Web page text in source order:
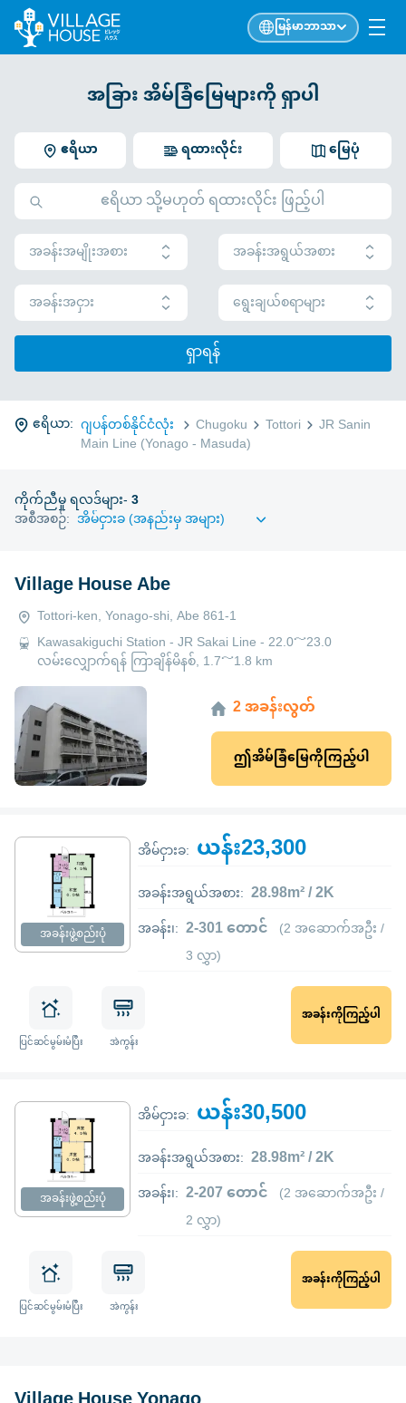
မြန်မာဘာသာ
အခြား အိမ်ခြံမြေများကို ရှာပါ
ဧရိယာ မြေပုံ
ရထားလိုင်း
အခန်းအမျိုးအစား
အခန်းအရွယ်အစား
အခန်းအငှား
ရွေးချယ်စရာများ
ရှာရန်
ဧရိယာ: ဂျပန်တစ်နိုင်ငံလုံး Chugoku Tottori JR Sanin
Main Line (Yonago - Masuda)
ကိုက်ညီမှု ရလဒ်များ-3
အစီအစဉ်:
Village House Abe
Tottori-ken, Yonago-shi, Abe 861-1
Kawasakiguchi Station - JR Sakai Line - 22.0～23.0
လမ်းလျှောက်ရန် ကြာချိန်မိနစ်, 1.7～1.8 km
2 အခန်းလွတ်
ဤအိမ်ခြံမြေကိုကြည့်ပါ
အခန်းဖွဲ့စည်းပုံ
အိမ်ငှားခ: ယန်း23,300
အခန်းအရွယ်အစား: 28.98m² / 2K
အခန်း၊: 2-301 တောင် (2 အဆောက်အဦး /
3 လွှာ)
ပြင်ဆင်မွမ်းမံပြီး အဲကွန်း
အခန်းကိုကြည့်ပါ
အခန်းဖွဲ့စည်းပုံ
အိမ်ငှားခ: ယန်း30,500
အခန်းအရွယ်အစား: 28.98m² / 2K
အခန်း၊: 2-207 တောင် (2 အဆောက်အဦး /
2 လွှာ)
ပြင်ဆင်မွမ်းမံပြီး အဲကွန်း
အခန်းကိုကြည့်ပါ